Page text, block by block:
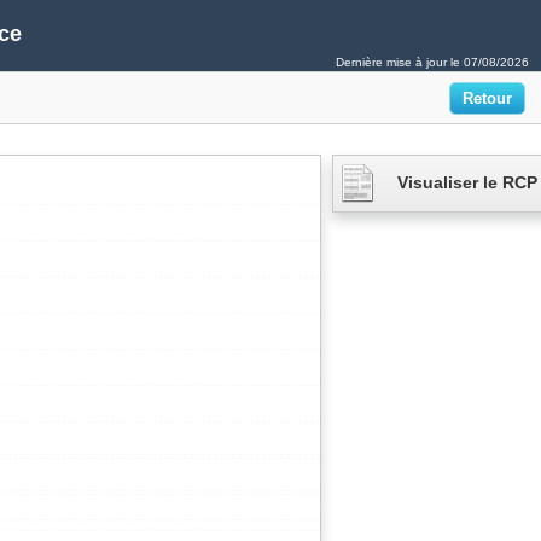
Dernière mise à jour le 07/08/2026
Visualiser le RCP